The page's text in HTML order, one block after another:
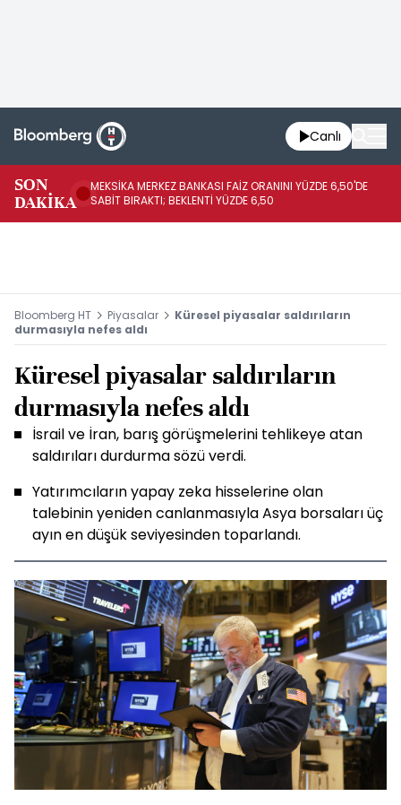
Canlı
SON
DAKİKA
MEKSİKA MERKEZ BANKASI FAİZ ORANINI YÜZDE 6,50'DE
SABİT BIRAKTI; BEKLENTİ YÜZDE 6,50
Bloomberg HT Piyasalar
Küresel piyasalar saldırıların
durmasıyla nefes aldı
Küresel piyasalar saldırıların
durmasıyla nefes aldı
İsrail ve İran, barış görüşmelerini tehlikeye atan
saldırıları durdurma sözü verdi.
Yatırımcıların yapay zeka hisselerine olan
talebinin yeniden canlanmasıyla Asya borsaları üç
ayın en düşük seviyesinden toparlandı.